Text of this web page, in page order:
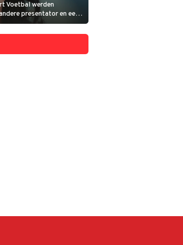
Voetbal werden
presentator en een
enige wat het komende